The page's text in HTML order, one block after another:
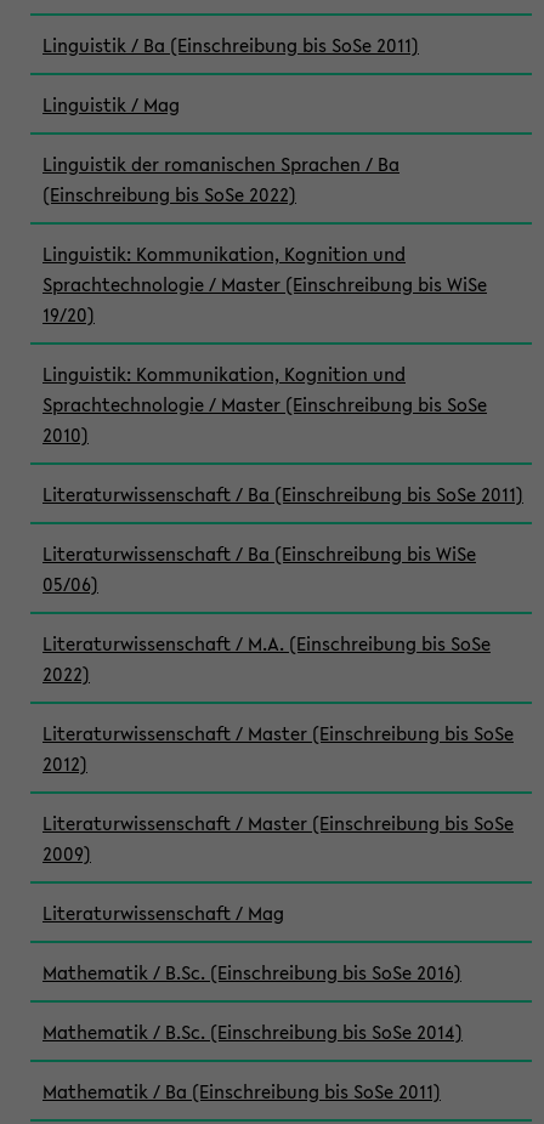
Linguistik / Ba (Einschreibung bis SoSe 2011)
Linguistik / Mag
Linguistik der romanischen Sprachen / Ba
(Einschreibung bis SoSe 2022)
Linguistik: Kommunikation, Kognition und
Sprachtechnologie / Master (Einschreibung bis WiSe
19/20)
Linguistik: Kommunikation, Kognition und
Sprachtechnologie / Master (Einschreibung bis SoSe
2010)
Literaturwissenschaft / Ba (Einschreibung bis SoSe 2011)
Literaturwissenschaft / Ba (Einschreibung bis WiSe
05/06)
Literaturwissenschaft / M.A. (Einschreibung bis SoSe
2022)
Literaturwissenschaft / Master (Einschreibung bis SoSe
2012)
Literaturwissenschaft / Master (Einschreibung bis SoSe
2009)
Literaturwissenschaft / Mag
Mathematik / B.Sc. (Einschreibung bis SoSe 2016)
Mathematik / B.Sc. (Einschreibung bis SoSe 2014)
Mathematik / Ba (Einschreibung bis SoSe 2011)